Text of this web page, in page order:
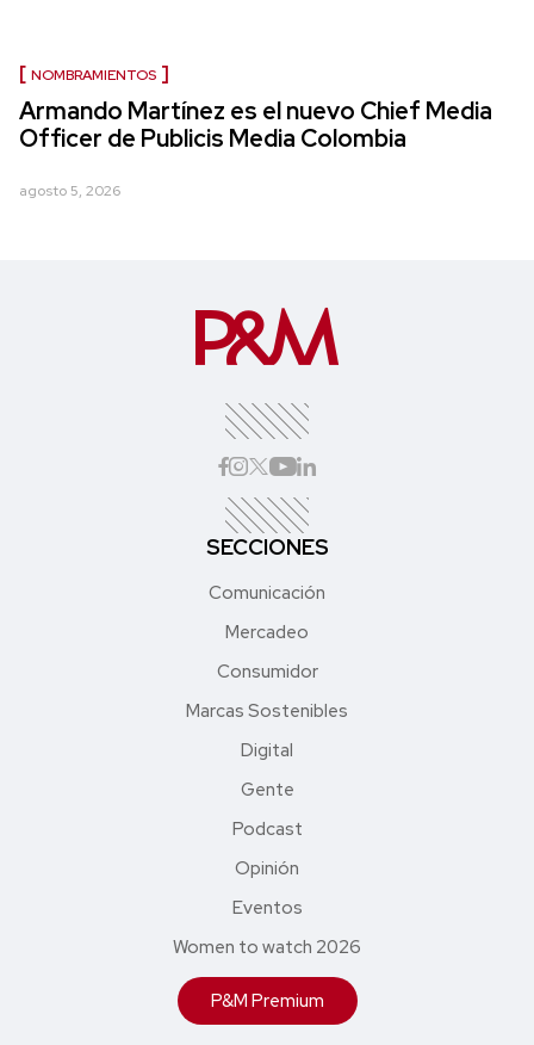
NOMBRAMIENTOS
Armando Martínez es el nuevo Chief Media
Officer de Publicis Media Colombia
agosto 5, 2026
SECCIONES
Comunicación
Mercadeo
Consumidor
Marcas Sostenibles
Digital
Gente
Podcast
Opinión
Eventos
Women to watch 2026
P&M Premium